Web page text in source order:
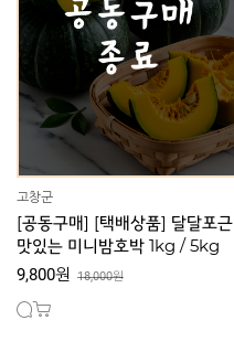
고창군
[공동구매] [택배상품] 달달포근
맛있는 미니밤호박 1kg / 5kg
9,800원 18,000원